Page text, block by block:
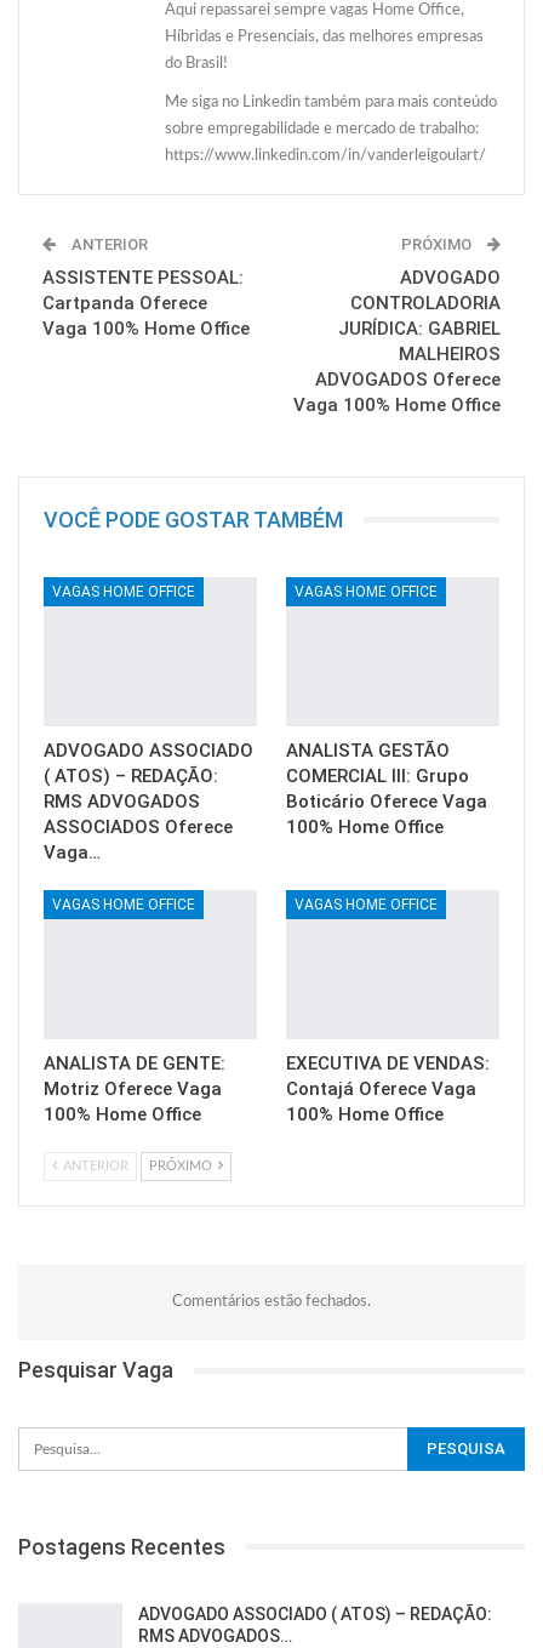
Aqui repassarei sempre vagas Home Office,
Híbridas e Presenciais, das melhores empresas
do Brasil!
Me siga no Linkedin também para mais conteúdo
sobre empregabilidade e mercado de trabalho:
https://www.linkedin.com/in/vanderleigoulart/
ANTERIOR
ASSISTENTE PESSOAL:
Cartpanda Oferece
Vaga 100% Home Office
PRÓXIMO
ADVOGADO
CONTROLADORIA
JURÍDICA: GABRIEL
MALHEIROS
ADVOGADOS Oferece
Vaga 100% Home Office
VOCÊ PODE GOSTAR TAMBÉM
VAGAS HOME OFFICE
ADVOGADO ASSOCIADO
( ATOS) – REDAÇÃO:
RMS ADVOGADOS
ASSOCIADOS Oferece
Vaga…
VAGAS HOME OFFICE
ANALISTA GESTÃO
COMERCIAL III: Grupo
Boticário Oferece Vaga
100% Home Office
VAGAS HOME OFFICE
ANALISTA DE GENTE:
Motriz Oferece Vaga
100% Home Office
VAGAS HOME OFFICE
EXECUTIVA DE VENDAS:
Contajá Oferece Vaga
100% Home Office
ANTERIOR PRÓXIMO
Comentários estão fechados.
Pesquisar Vaga
Postagens Recentes
ADVOGADO ASSOCIADO ( ATOS) – REDAÇÃO:
RMS ADVOGADOS…